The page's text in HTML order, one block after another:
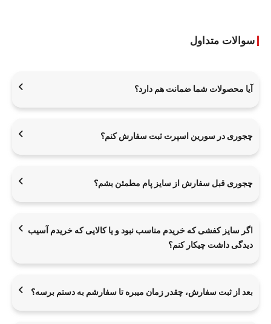
سوالات متداول
آیا محصولات شما ضمانت هم دارد؟
چجوری در سورین اسپرت ثبت سفارش کنم؟
چجوری قبل سفارش از سایز پام مطمئن بشم؟
اگر سایز کفشی که خریدم مناسب نبود و یا کالایی که خریدم آسیب
دیدگی داشت چیکار کنم؟
بعد از ثبت سفارش، چقدر زمان میبره تا سفارشم به دستم برسه؟